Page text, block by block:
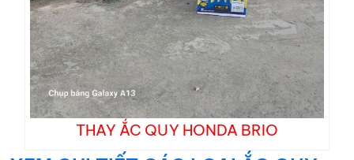
THAY ẮC QUY HONDA BRIO